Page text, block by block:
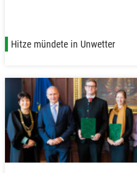
Hitze mündete in Unwetter